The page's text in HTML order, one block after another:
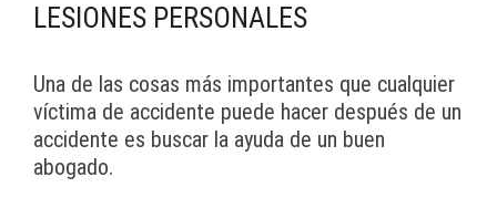
LESIONES PERSONALES
Una de las cosas más importantes que cualquier
víctima de accidente puede hacer después de un
accidente es buscar la ayuda de un buen
abogado.